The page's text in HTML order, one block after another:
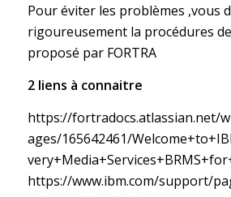
Pour éviter les problèmes ,vous
rigoureusement la procédures
proposé par FORTRA
2 liens à connaitre
https://fortradocs.atlassian.net/
ages/165642461/
https://www.ibm.com/support/